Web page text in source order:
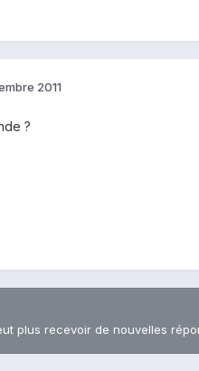
2011
?
plus recevoir de nouvelles